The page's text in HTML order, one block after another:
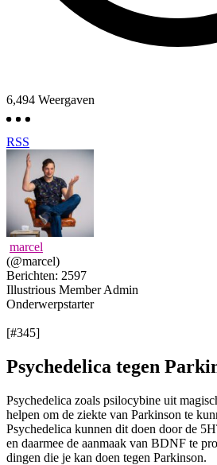
6,494 Weergaven
RSS
marcel
(@marcel)
Berichten: 2597
Illustrious Member Admin
Onderwerpstarter
[#345]
Psychedelica tegen
Psychedelica zoals psilocybine uit
helpen om de ziekte van Parkinson te
Psychedelica kunnen dit doen door de
en daarmee de aanmaak van BDNF te
dingen die je kan doen tegen Parkinson.